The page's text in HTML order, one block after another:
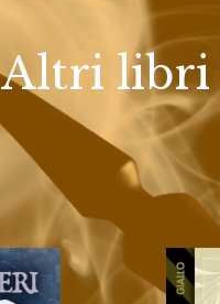
Altri libri